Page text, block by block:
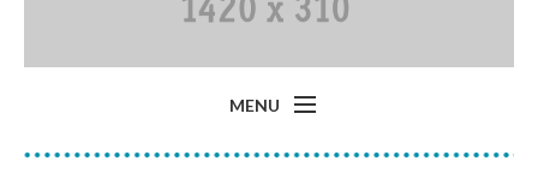
MENU
Start